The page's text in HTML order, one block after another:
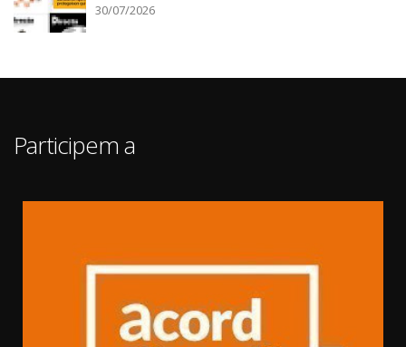
30/07/2026
Participem a